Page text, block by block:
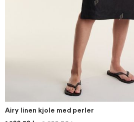
Airy linen kjole med perler